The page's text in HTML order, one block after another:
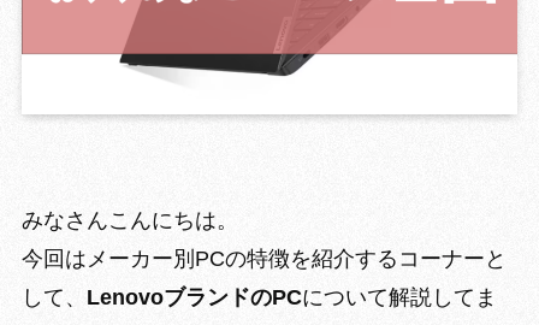
みなさんこんにちは。
今回はメーカー別PCの特徴を紹介するコーナーと
して、 LenovoブランドのPCについて解説してま